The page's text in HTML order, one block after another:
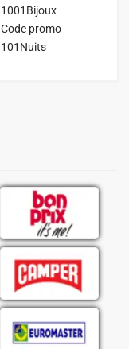
1001Bijoux
Code promo
101Nuits